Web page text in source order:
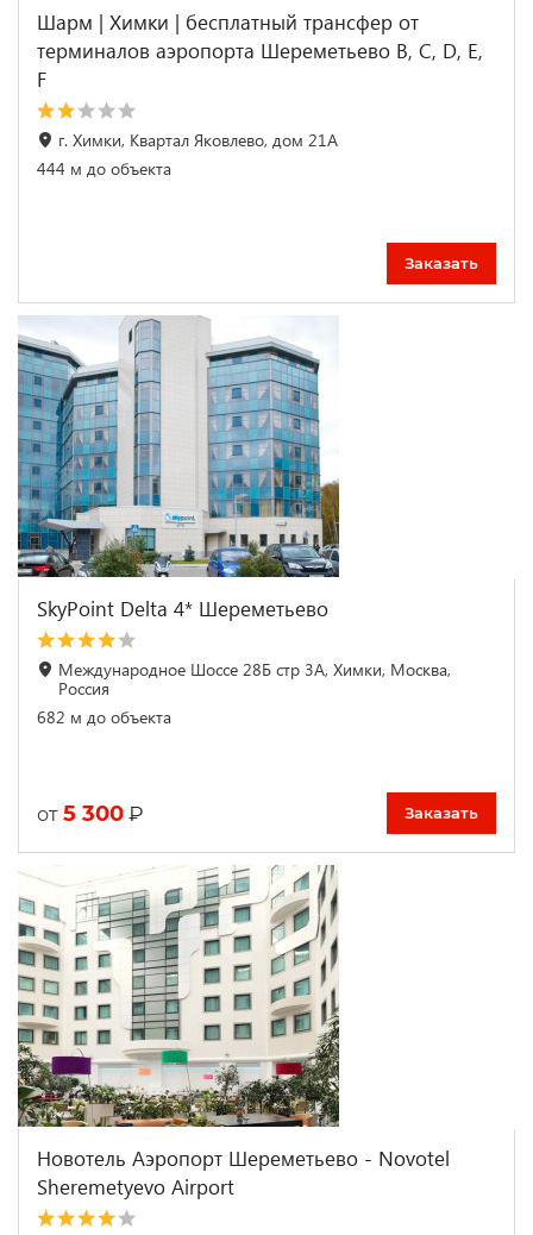
Шарм | Химки | бесплатный трансфер от
терминалов аэропорта Шереметьево B, C, D, E,
F
г. Химки, Квартал Яковлево, дом 21А
444 м до объекта
Заказать
SkyPoint Delta 4* Шереметьево
Международное Шоссе 28Б стр 3А, Химки, Москва,
Россия
682 м до объекта
от 5 300 ₽ Заказать
Новотель Аэропорт Шереметьево - Novotel
Sheremetyevo Airport